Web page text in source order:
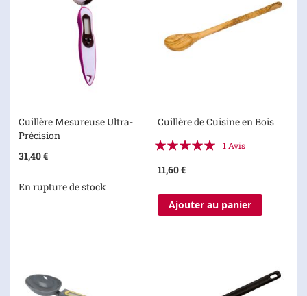
Cuillère Mesureuse Ultra-
Précision
31,40 €
En rupture de stock
Cuillère de Cuisine en Bois
Évaluation:
1 Avis
11,60 €
Ajouter au panier